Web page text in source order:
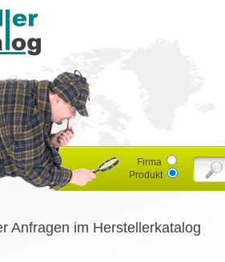
Firma
Produkt
Anfragen im Herstellerkatalog